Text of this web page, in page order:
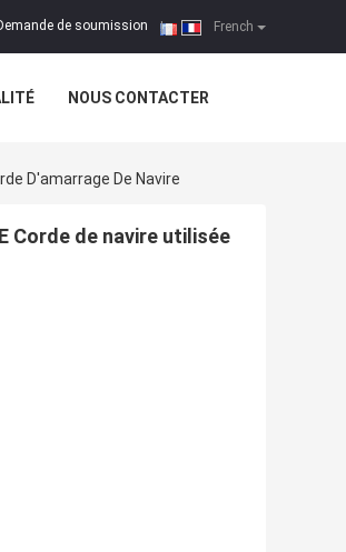
French
de soumission |
NOUS CONTACTER
D'amarrage De Navire
Corde de navire utilisée